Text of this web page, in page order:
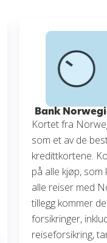
Bank
Kortet fra
som et av de
kredittkortene.
på alle kjøp, som
alle reiser med
tillegg kommer
forsikringer,
reiseforsikring,